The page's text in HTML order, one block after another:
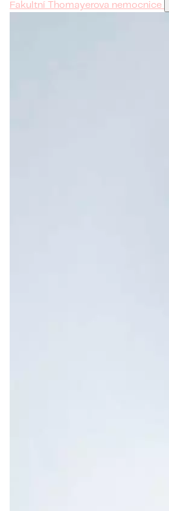
Fakultní Thomayerova nemocnice